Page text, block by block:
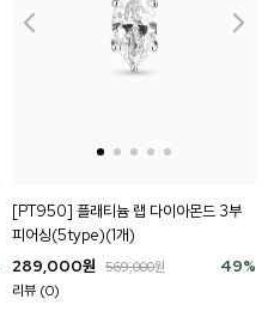
[PT950] 플래티늄 랩 다이아몬드 3부
피어싱(5type)(1개)
49%
289,000원 569,000원
리뷰 (0)